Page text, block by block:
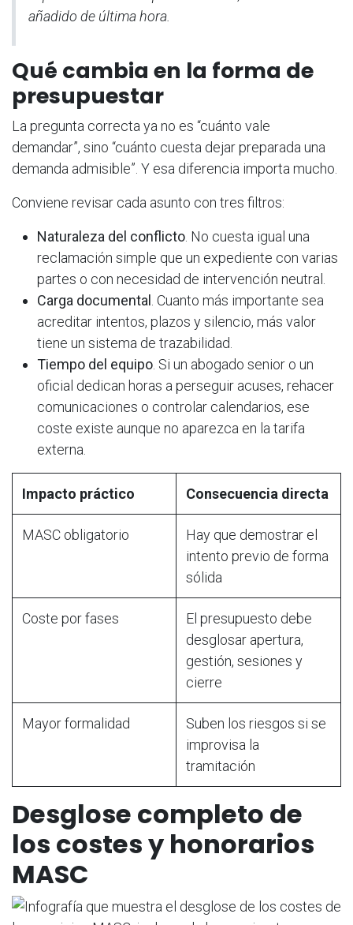
añadido de última hora.
Qué cambia en la forma de
presupuestar
La pregunta correcta ya no es “cuánto vale
demandar”, sino “cuánto cuesta dejar preparada una
demanda admisible”. Y esa diferencia importa mucho.
Conviene revisar cada asunto con tres filtros:
Naturaleza del conflicto. No cuesta igual una
reclamación simple que un expediente con varias
partes o con necesidad de intervención neutral.
Carga documental . Cuanto más importante sea
acreditar intentos, plazos y silencio, más valor
tiene un sistema de trazabilidad.
Tiempo del equipo. Si un abogado senior o un
oficial dedican horas a perseguir acuses, rehacer
comunicaciones o controlar calendarios, ese
coste existe aunque no aparezca en la tarifa
externa.
Impacto práctico Consecuencia directa
MASC obligatorio
Hay que demostrar el
intento previo de forma
sólida
Coste por fases
El presupuesto debe
desglosar apertura,
gestión, sesiones y
cierre
Mayor formalidad
Suben los riesgos si se
improvisa la
tramitación
Desglose completo de
los costes y honorarios
MASC